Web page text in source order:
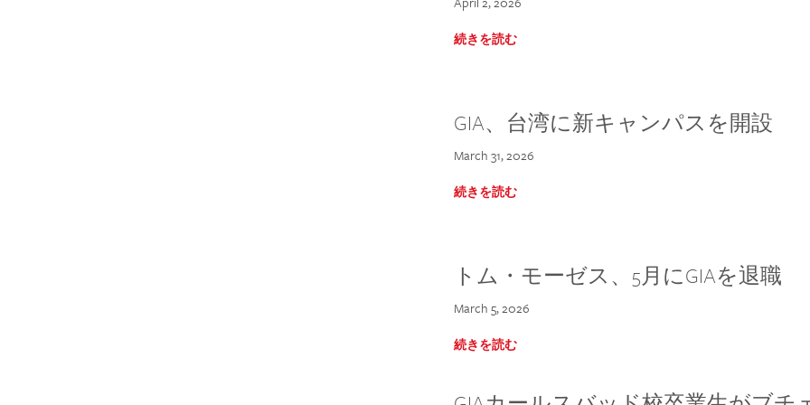
続きを読む
GIA、台湾に新キャンパスを開設
March 31, 2026
続きを読む
トム・モーゼス、5月にGIAを退職
March 5, 2026
続きを読む